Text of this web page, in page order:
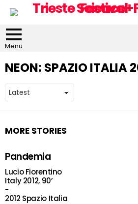
Menu
NEON: SPAZIO ITALIA
MORE STORIES
Pandemia
Lucio Fiorentino
Italy 2012, 90’
-
2012 Spazio Italia